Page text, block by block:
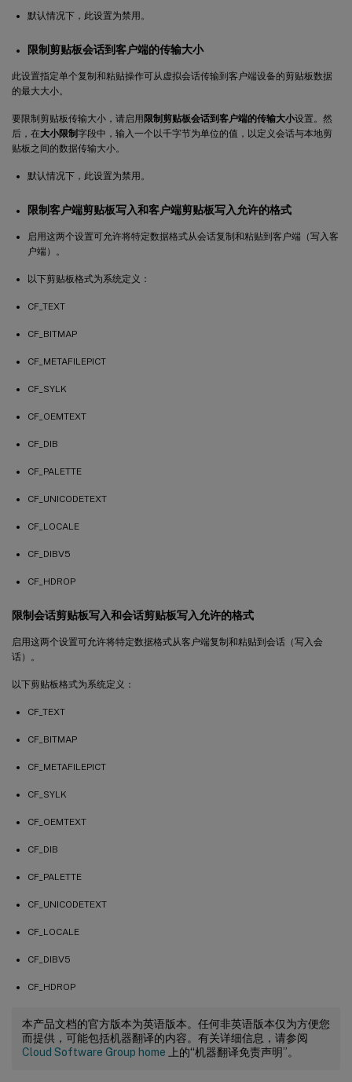
默认情况下，此设置为禁用。
限制剪贴板会话到客户端的传输大小
此设置指定单个复制和粘贴操作可从虚拟会话传输到客户端设备的剪贴板数据
的最大大小。
要限制剪贴板传输大小，请启用限制剪贴板会话到客户端的传输大小设置。然
后，在大小限制字段中，输入一个以千字节为单位的值，以定义会话与本地剪
贴板之间的数据传输大小。
默认情况下，此设置为禁用。
限制客户端剪贴板写入和客户端剪贴板写入允许的格式
启用这两个设置可允许将特定数据格式从会话复制和粘贴到客户端（写入客
户端）。
以下剪贴板格式为系统定义：
CF_TEXT
CF_BITMAP
CF_METAFILEPICT
CF_SYLK
CF_OEMTEXT
CF_DIB
CF_PALETTE
CF_UNICODETEXT
CF_LOCALE
CF_DIBV5
CF_HDROP
限制会话剪贴板写入和会话剪贴板写入允许的格式
启用这两个设置可允许将特定数据格式从客户端复制和粘贴到会话（写入会
话）。
以下剪贴板格式为系统定义：
CF_TEXT
CF_BITMAP
CF_METAFILEPICT
CF_SYLK
CF_OEMTEXT
CF_DIB
CF_PALETTE
CF_UNICODETEXT
CF_LOCALE
CF_DIBV5
CF_HDROP
本产品文档的官方版本为英语版本。任何非英语版本仅为方便您
而提供，可能包括机器翻译的内容。有关详细信息，请参阅
Cloud Software Group home 上的“机器翻译免责声明”。